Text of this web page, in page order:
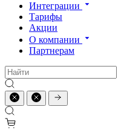
Интеграции
Тарифы
Акции
О компании
Партнерам